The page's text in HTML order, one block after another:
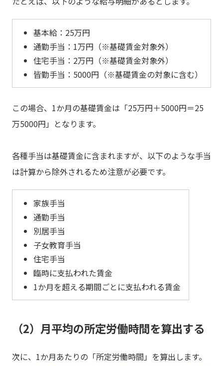
基本給：25万円
通勤手当：1万円（※基礎賃金対象外）
住宅手当：2万円（※基礎賃金対象外）
皆勤手当：5000円（※基礎賃金の対象に含む）
この場合、1か月の基礎賃金は「25万円＋5000円＝25
万5000円」となります。
各種手当は基礎賃金に含まれますが、以下のような手当
は計算から除外されるため注意が必要です。
家族手当
通勤手当
別居手当
子女教育手当
住宅手当
臨時に支払われた賃金
1か月を超える期間ごとに支払われる賃金
（2）月平均の所定労働時間を算出する
次に、1か月あたりの「所定労働時間」を算出します。